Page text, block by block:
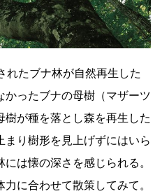
れたブナ林が自然再生した
かったブナの母樹（マザーツ
樹が種を落とし森を再生した
り樹形を見上げずにはいら
は懐の深さを感じられる。
に合わせて散策してみて。